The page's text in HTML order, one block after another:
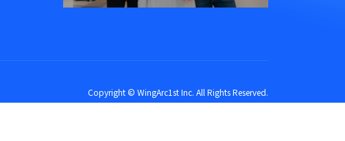
Copyright © WingArc1st Inc. All Rights Reserved.